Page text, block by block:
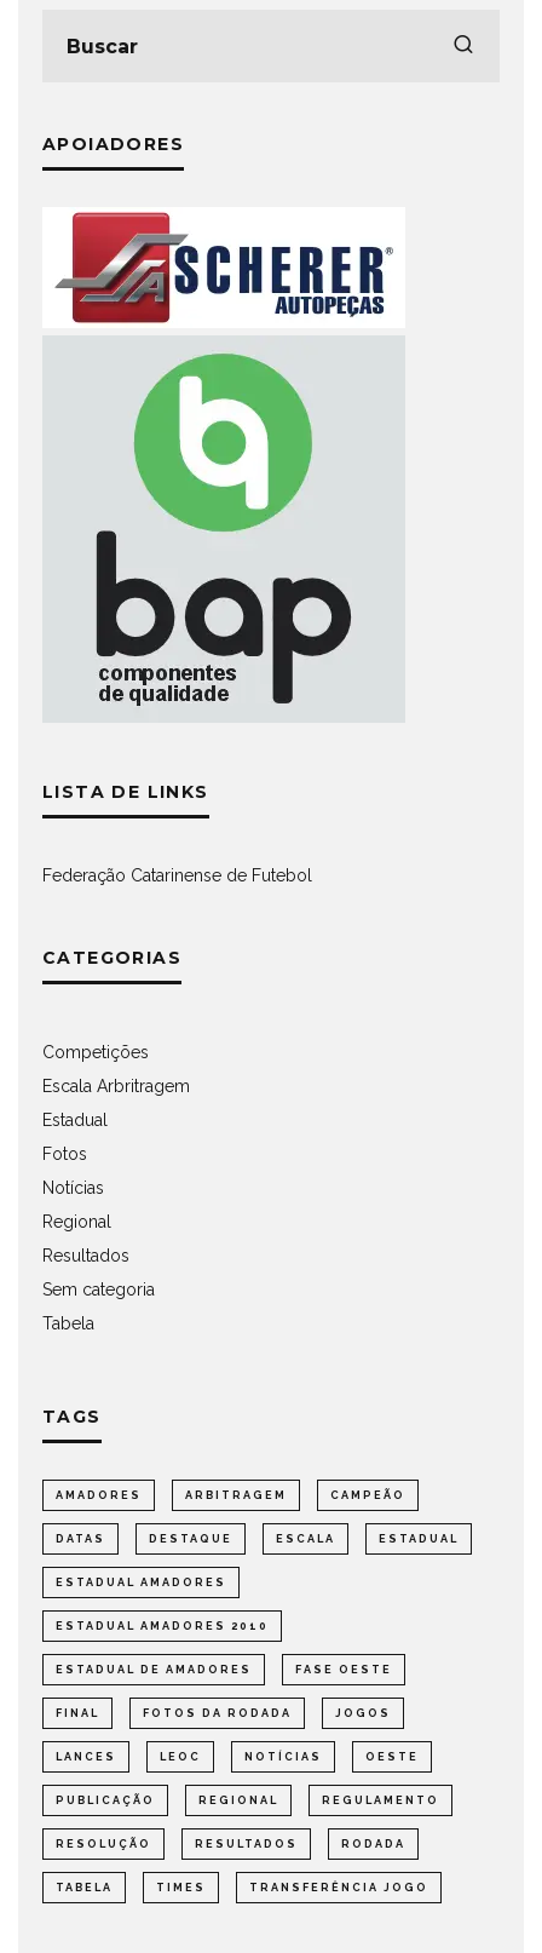
APOIADORES
LISTA DE LINKS
Federação Catarinense de Futebol
CATEGORIAS
Competições
Escala Arbritragem
Estadual
Fotos
Notícias
Regional
Resultados
Sem categoria
Tabela
TAGS
AMADORES ARBITRAGEM CAMPEÃO
DATAS DESTAQUE ESCALA ESTADUAL
ESTADUAL AMADORES
ESTADUAL AMADORES 2010
ESTADUAL DE AMADORES FASE OESTE
FINAL FOTOS DA RODADA JOGOS
LANCES LEOC NOTÍCIAS OESTE
PUBLICAÇÃO REGIONAL REGULAMENTO
RESOLUÇÃO RESULTADOS RODADA
TABELA TIMES TRANSFERÊNCIA JOGO